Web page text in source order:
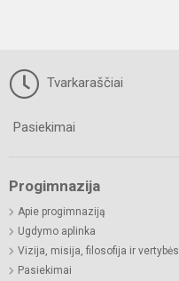
Tvarkaraščiai
Pasiekimai
Progimnazija
Apie progimnaziją
Ugdymo aplinka
Vizija, misija, filosofija ir vertybės
Pasiekimai